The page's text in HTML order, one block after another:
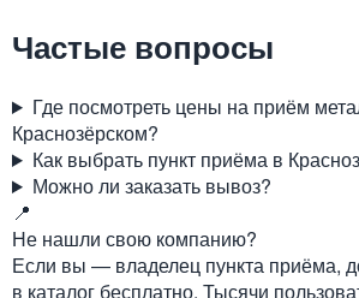
Частые вопросы
Где посмотреть цены на приём
Краснозёрском?
Как выбрать пункт приёма в
Можно ли заказать вывоз?
📍
Не нашли свою компанию?
Если вы — владелец пункта приёма,
в каталог бесплатно. Тысячи